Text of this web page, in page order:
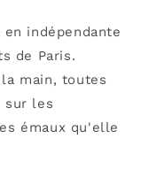
indépendante
de Paris.
main, toutes
sur les
émaux qu'elle